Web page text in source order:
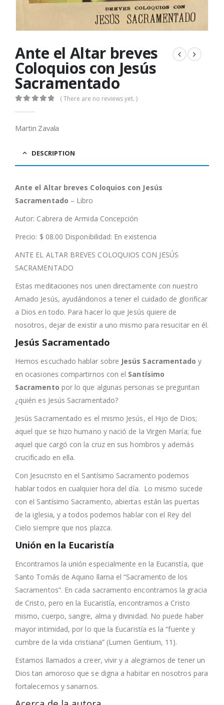
Ante el Altar breves
Coloquios con Jesús
Sacramentado
( There are no reviews yet. )
Martin Zavala
DESCRIPTION
Ante el Altar breves Coloquios con Jesús
Sacramentado – Libro
Autor: Cabrera de Armida Concepción
Precio: $ 08.00 Disponibilidad: En existencia
ANTE EL ALTAR BREVES COLOQUIOS CON JESÚS
SACRAMENTADO
Estas meditaciones nos unen directamente con nuestro
Amado Jesús, ayudándonos a tener el cuidado de glorificar
a Dios en todo. Para hacer lo que Jesús quiere de
nosotros, dejar de existir a uno mismo para resucitar en él.
Jesús Sacramentado
Hemos escuchado hablar sobre Jesús Sacramentadoy
en ocasiones compartirnos con el Santísimo
Sacramento por lo que algunas personas se preguntan
¿quién es Jesús Sacramentado?
Jesús Sacramentado es el mismo Jesús, el Hijo de Dios;
aquel que se hizo humano y nació de la Virgen María; fue
aquel que cargó con la cruz en sus hombros y además
crucificado en ella.
Con Jesucristo en el Santísimo Sacramento podemos
hablar todos en cualquier hora del día. Lo mismo sucede
con el Santísimo Sacramento, abiertas están las puertas
de la iglesia, y a todos podemos hablar con el Rey del
Cielo siempre que nos plazca.
Unión en la Eucaristía
Encontramos la unión especialmente en la Eucaristía, que
Santo Tomás de Aquino llama el “Sacramento de los
Sacramentos”. En cada sacramento encontramos la gracia
de Cristo, pero en la Eucaristía, encontramos a Cristo
mismo, cuerpo, sangre, alma y divinidad. No puede haber
mayor intimidad, por lo que la Eucaristía es la “fuente y
cumbre de la vida cristiana” (Lumen Gentium, 11).
Estamos llamados a creer, vivir y a alegrarnos de tener un
Dios tan amoroso que se digna a habitar en nosotros para
fortalecernos y sanarnos.